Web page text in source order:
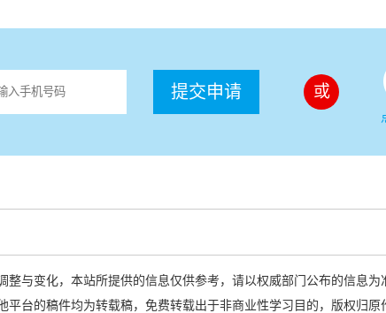
提交申请 或
整与变化，本站所提供的信息仅供参考，请以权威部门公布的信息为
平台的稿件均为转载稿，免费转载出于非商业性学习目的，版权归原